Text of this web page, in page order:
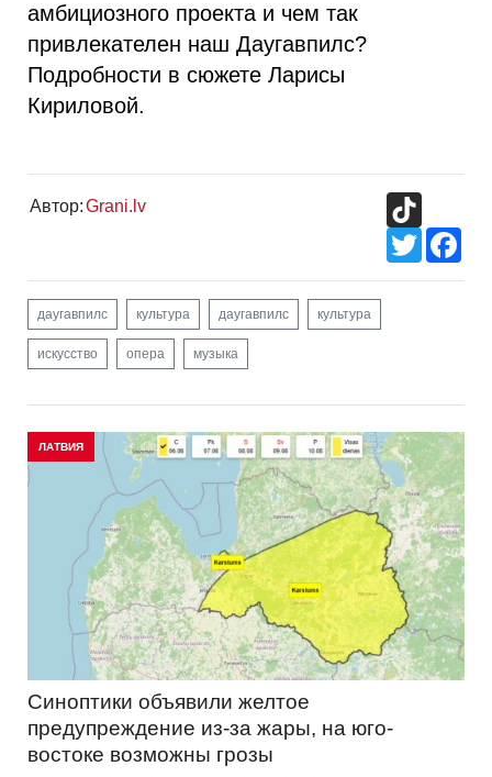
амбициозного проекта и чем так
привлекателен наш Даугавпилс?
Подробности в сюжете Ларисы
Кириловой.
Автор:Grani.lv
Twitter
даугавпилс культура даугавпилс культура
искусство опера музыка
ЛАТВИЯ
Синоптики объявили желтое
предупреждение из-за жары, на юго-
востоке возможны грозы